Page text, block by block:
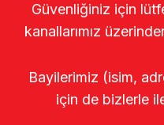
Güvenliğiniz için
kanallarımız
Bayilerimiz (isim,
için de bizlerle